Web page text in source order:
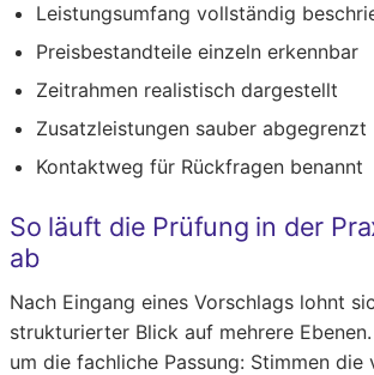
Leistungsumfang vollständig
Preisbestandteile einzeln erkennbar
Zeitrahmen realistisch dargestellt
Zusatzleistungen sauber abgegrenzt
Kontaktweg für Rückfragen benannt
So läuft die Prüfung in der
ab
Nach Eingang eines Vorschlags lohnt
strukturierter Blick auf mehrere
um die fachliche Passung: Stimmen die